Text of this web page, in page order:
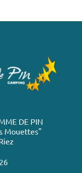
DE PIN
Mouettes"